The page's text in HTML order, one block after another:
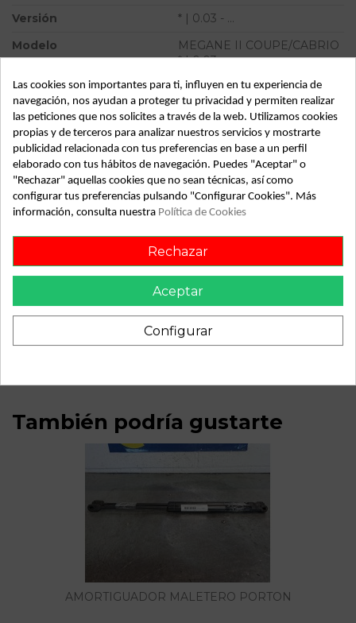
Versión
* | 0.03 - ...
Modelo
MEGANE II COUPE/CABRIO
* | 0.03 - ...
Tipo vehículo
Turismo
Almacén
49349
SubAlmacén
365
SubSubAlmacén
100029730
ID: 803483
Descripción
Recambio de cerradura puerta delantera izquierda para
renault megane ii coupe/cabrio | 0.03 - ... | 0.03 - ...
referencia OEM IAM 3 PUERTAS
También podría gustarte
AMORTIGUADOR MALETERO PORTON
Las cookies son importantes para ti, influyen en tu experiencia de
navegación, nos ayudan a proteger tu privacidad y permiten realizar
las peticiones que nos solicites a través de la web. Utilizamos cookies
propias y de terceros para analizar nuestros servicios y mostrarte
publicidad relacionada con tus preferencias en base a un perfil
elaborado con tus hábitos de navegación. Puedes "Aceptar" o
"Rechazar" aquellas cookies que no sean técnicas, así como
configurar tus preferencias pulsando "Configurar Cookies". Más
información, consulta nuestra Política de Cookies
Rechazar
Aceptar
Configurar